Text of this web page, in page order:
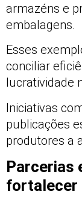
armazéns e
embalagens.
Esses
conciliar
lucratividade
Iniciativas
publicações
produtores a
Parcerias
fortalecer